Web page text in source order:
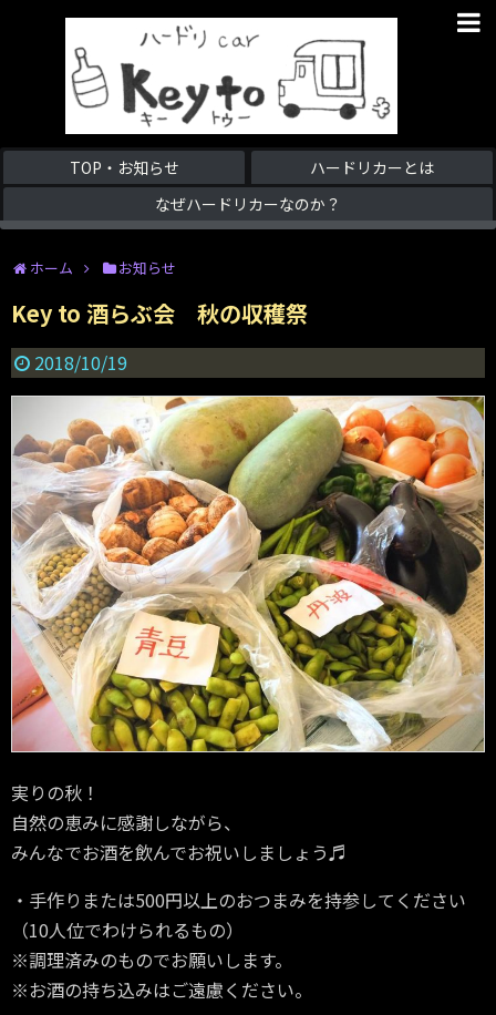
TOP・お知らせ
ハードリカーとは
なぜハードリカーなのか？
ホーム お知らせ
Key to 酒らぶ会 秋の収穫祭
2018/10/19
実りの秋！
自然の恵みに感謝しながら、
みんなでお酒を飲んでお祝いしましょう♬
・手作りまたは500円以上のおつまみを持参してください
（10人位でわけられるもの）
※調理済みのものでお願いします。
※お酒の持ち込みはご遠慮ください。